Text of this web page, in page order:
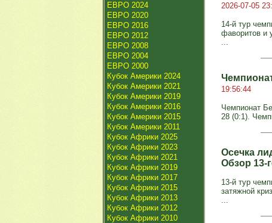
ЕВРО 2024
ЕВРО 2020
ЕВРО 2016
ЕВРО 2012
ЕВРО 2008
ЕВРО 2004
ЕВРО 2000
Кубок Америки 2024
Кубок Америки 2021
Кубок Америки 2019
Кубок Америки 2016
Кубок Америки 2015
Кубок Америки 2011
Кубок Африки 2025
Кубок Африки 2023
Кубок Африки 2021
Кубок Африки 2019
Кубок Африки 2017
Кубок Африки 2015
Кубок Африки 2013
Кубок Африки 2012
Кубок Африки 2010
2026-07-05
14-й тур
фаворитов и
...
19:56:44
Чемпионат
28 (0:1).
Осечка
Обзор 13-
13-й тур
затяжной
...